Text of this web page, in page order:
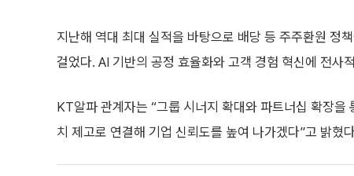
지난해 역대 최대 실적을 바탕으로 배당 등 주주환원 정
걸었다. AI 기반의 공정 효율화와 고객 경험 혁신에 전사
KT알파 관계자는 “그룹 시너지 확대와 파트너십 확장
치 제고로 연결해 기업 신뢰도를 높여 나가겠다”고 밝혔